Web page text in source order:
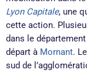
Lyon Capitale, une
cette action.
dans le
départ à Mornant.
sud de